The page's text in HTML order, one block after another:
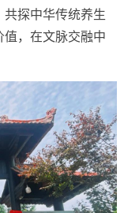
探中华传统养生
，在文脉交融中